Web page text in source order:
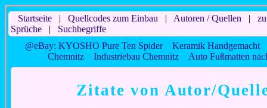
Startseite| Quellcodes zum Einbau | Autoren / Quellen |
Sprüche| Suchbegriffe
@eBay: KYOSHO Pure Ten Spider
Keramik Handgemacht
Chemnitz
Industriebau Chemnitz Auto Fußmatten
Zitate von Autor/